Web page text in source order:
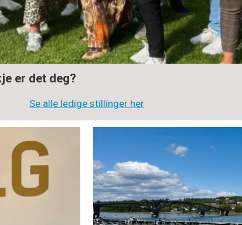
er det deg?
Se alle ledige stillinger her